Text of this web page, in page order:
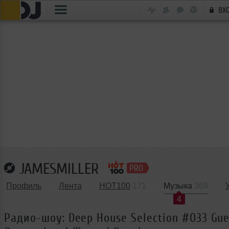
JAMESMILLER
Профиль Лента HOT100
Музыка
4
Радио-шоу: Deep House Selection #033